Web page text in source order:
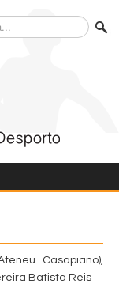
Casapiano),
Batista Reis